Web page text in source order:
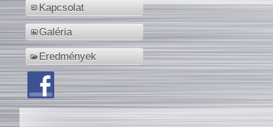
Kapcsolat
Galéria
Eredmények